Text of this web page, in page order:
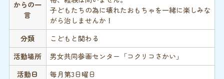
からの一
言
子どもたちの為に壊れたおもちゃを一緒に楽しみな
がら治しませんか！
分類
こどもと関わる
活動場所
男女共同参画センター「コクリコさかい」
活動日
毎月第3日曜日